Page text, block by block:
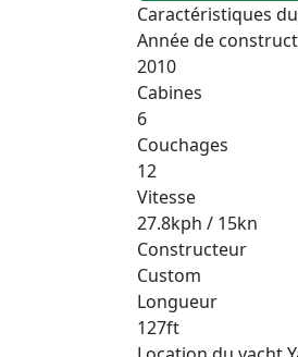
Caractéristiques
Année de
2010
Cabines
6
Couchages
12
Vitesse
27.8kph / 15kn
Constructeur
Custom
Longueur
127ft